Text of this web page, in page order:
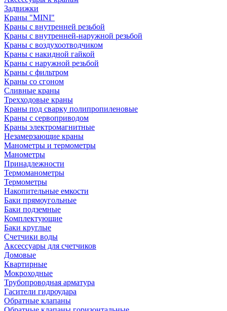
Задвижки
Краны "MINI"
Краны с внутренней резьбой
Краны с внутренней-наружной резьбой
Краны с воздухоотводчиком
Краны с накидной гайкой
Краны с наружной резьбой
Краны с фильтром
Краны со сгоном
Сливные краны
Трехходовые краны
Краны под сварку полипропиленовые
Краны с сервоприводом
Краны электромагнитные
Незамерзающие краны
Манометры и термометры
Манометры
Принадлежности
Термоманометры
Термометры
Накопительные емкости
Баки прямоугольные
Баки подземные
Комплектующие
Баки круглые
Счетчики воды
Аксессуары для счетчиков
Домовые
Квартирные
Мокроходные
Трубопроводная арматура
Гасители гидроудара
Обратные клапаны